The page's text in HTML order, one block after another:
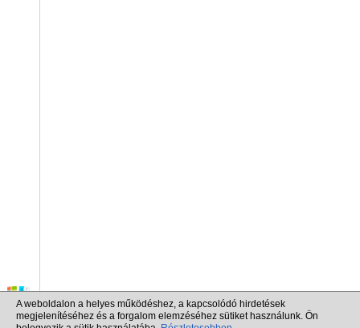
A weboldalon a helyes működéshez, a kapcsolódó hirdetések
megjelenítéséhez és a forgalom elemzéséhez sütiket használunk. Ön